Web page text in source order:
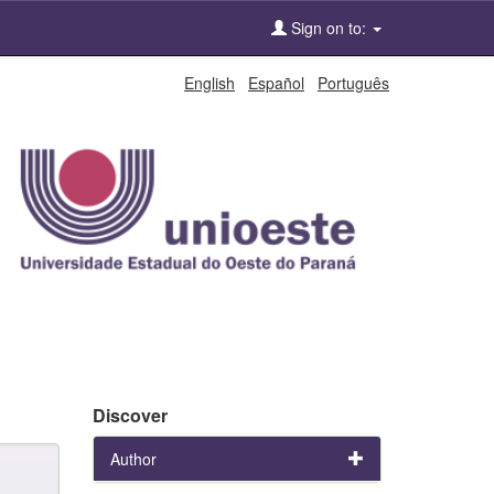
Sign on to:
English Español Português
Discover
Author